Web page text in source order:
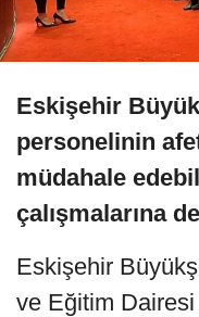
Eskişehir
personelinin
müdahale
çalışmalarına
Eskişehir
ve Eğitim Dairesi